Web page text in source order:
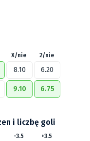
X/nie 2/nie
8.10 6.20
9.10 6.75
i liczbę goli
-3.5 +3.5